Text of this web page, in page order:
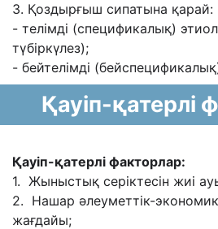
3. Қоздырғыш сипатына қарай:
- телімді (спецификалық)
түбіркүлез);
- бейтелімді
Қауіп-қатерлі
Қауіп-қатерлі факторлар:
1. Жыныстық серіктесін жиі
2. Нашар əлеуметтік-
жағдайы;